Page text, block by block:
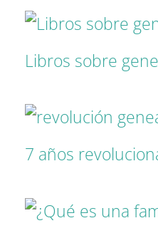
Libros sobre
7 años